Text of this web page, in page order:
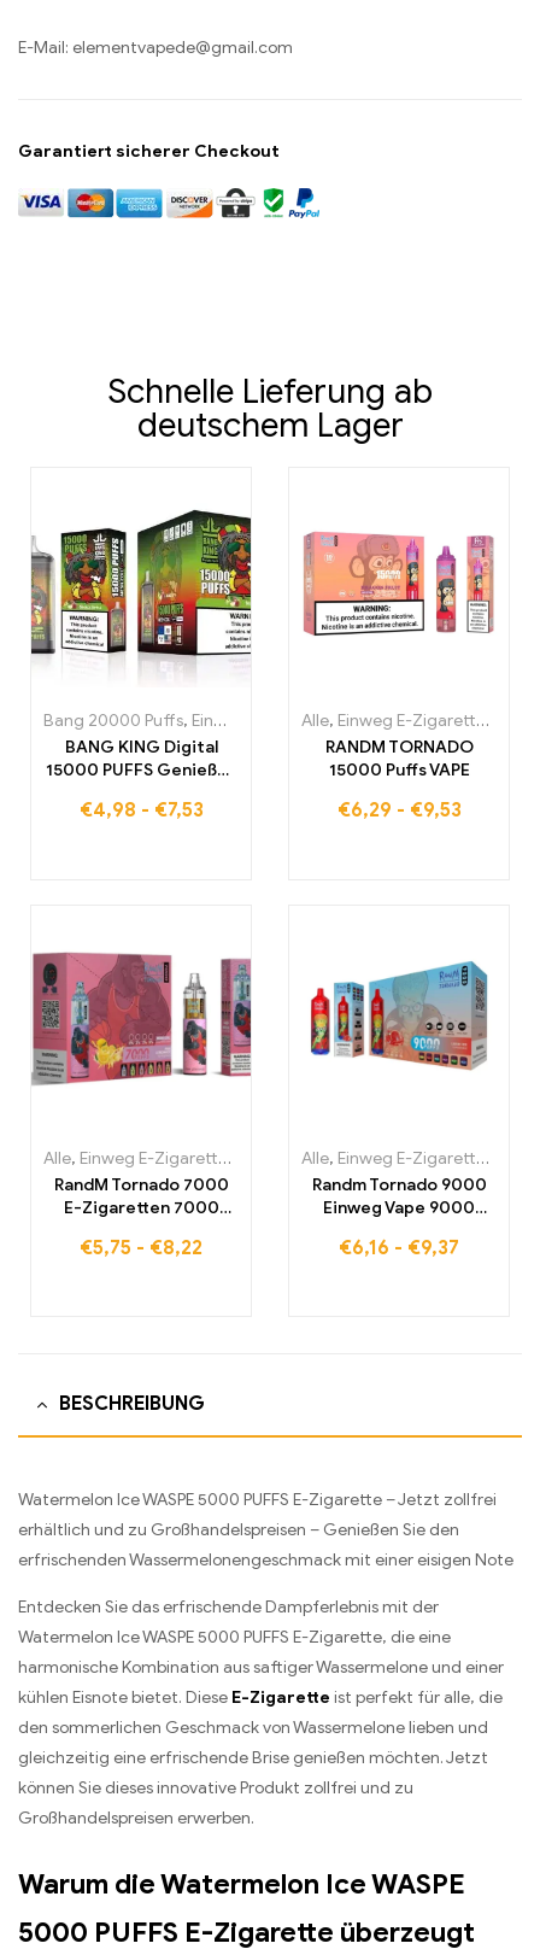
E-Mail: elementvapede@gmail.com
Garantiert sicherer Checkout
Schnelle Lieferung ab
deutschem Lager
Bang 20000 Puffs, Einweg E-Zigaretten ,Einweg-E-Zigaretten
BANG KING Digital
15000 PUFFS Genießen
Nebelungserlebnis
€4,98 - €7,53
Alle, Einweg E-Zigaretten
RANDM TORNADO
15000 Puffs VAPE
€6,29 - €9,53
Alle, Einweg E-Zigaretten Einweg-E-Zigaretten Belgien,
RandM Tornado 7000
E-Zigaretten 7000
lagerraum
€5,75 - €8,22
Alle, Einweg E-Zigaretten
Randm Tornado 9000
Einweg Vape 9000
€6,16 - €9,37
BESCHREIBUNG
Watermelon Ice WASPE 5000 PUFFS E-Zigarette – Jetzt zollfrei
erhältlich und zu Großhandelspreisen – Genießen Sie den
erfrischenden Wassermelonengeschmack mit einer eisigen Note
Entdecken Sie das erfrischende Dampferlebnis mit der
Watermelon Ice WASPE 5000 PUFFS E-Zigarette, die eine
harmonische Kombination aus saftiger Wassermelone und einer
kühlen Eisnote bietet. Diese E-Zigarette ist perfekt für alle, die
den sommerlichen Geschmack von Wassermelone lieben und
gleichzeitig eine erfrischende Brise genießen möchten. Jetzt
können Sie dieses innovative Produkt zollfrei und zu
Großhandelspreisen erwerben.
Warum die Watermelon Ice WASPE
5000 PUFFS E-Zigarette überzeugt